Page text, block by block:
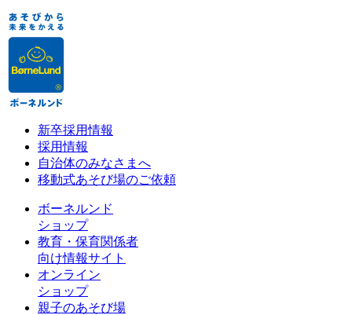
新卒採用情報
採用情報
自治体のみなさまへ
移動式あそび場のご依頼
ボーネルンド
ショップ
教育・保育関係者
向け情報サイト
オンライン
ショップ
親子のあそび場